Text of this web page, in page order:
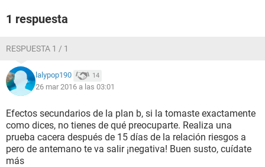
1 respuesta
RESPUESTA 1 / 1
lalypop190 14
26 mar 2016 a las 03:01
Efectos secundarios de la plan b, si la tomaste exactamente
como dices, no tienes de qué preocuparte. Realiza una
prueba cacera después de 15 días de la relación riesgos a
pero de antemano te va salir ¡negativa! Buen susto, cuídate
más